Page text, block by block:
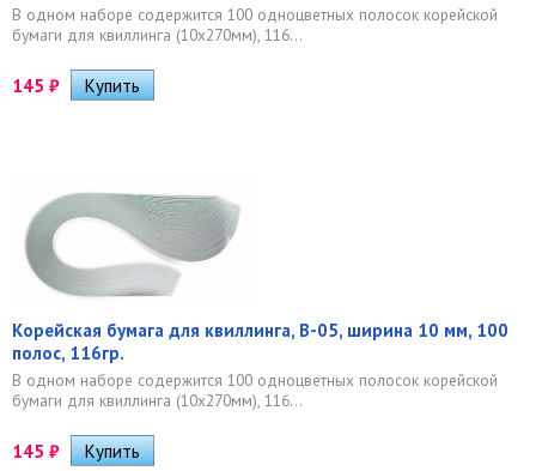
В одном наборе содержится 100 одноцветных полосок корейской
бумаги для квиллинга (10х270мм), 116...
145 ₽
Корейская бумага для квиллинга, B-05, ширина 10 мм, 100
полос, 116гр.
В одном наборе содержится 100 одноцветных полосок корейской
бумаги для квиллинга (10х270мм), 116...
145 ₽